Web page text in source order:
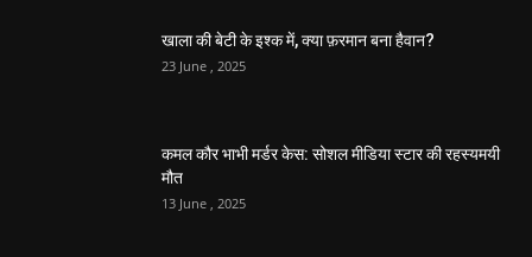
खाला की बेटी के इश्क में, क्या फ़रमान बना हैवान?
23 June , 2025
कमल कौर भाभी मर्डर केस: सोशल मीडिया स्टार की रहस्यमयी
मौत
13 June , 2025